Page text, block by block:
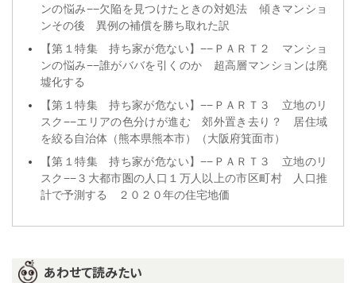
ンの悩み−−欠陥を見つけたときの対処法 傾きマンショ
ンその後 異例の補償を勝ち取れた訳
【第１特集 持ち家が危ない】−−ＰＡＲＴ２ マンショ
ンの悩み−−誰がババを引くのか 超高層マンションは廃
墟化する
【第１特集 持ち家が危ない】−−ＰＡＲＴ３ 立地のリ
スク−−エリアの色分けが進む 郊外置き去り？ 居住域
を絞る自治体（熊本県熊本市）（大阪府箕面市）
【第１特集 持ち家が危ない】−−ＰＡＲＴ３ 立地のリ
スク−−３大都市圏の人口１万人以上の市区町村 人口推
計で予測する ２０２０年の住宅地価
あわせて読みたい